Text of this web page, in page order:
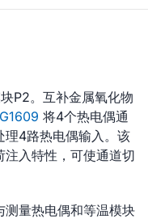
P2。互补金属氧化物
将4个热电偶通
理4路热电偶输入。该
入特性，可使通道切
测量热电偶和等温模块